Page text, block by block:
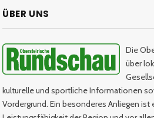
ÜBER UNS
Die
über
kulturelle und sportliche Informationen
Vordergrund. Ein besonderes Anliegen ist